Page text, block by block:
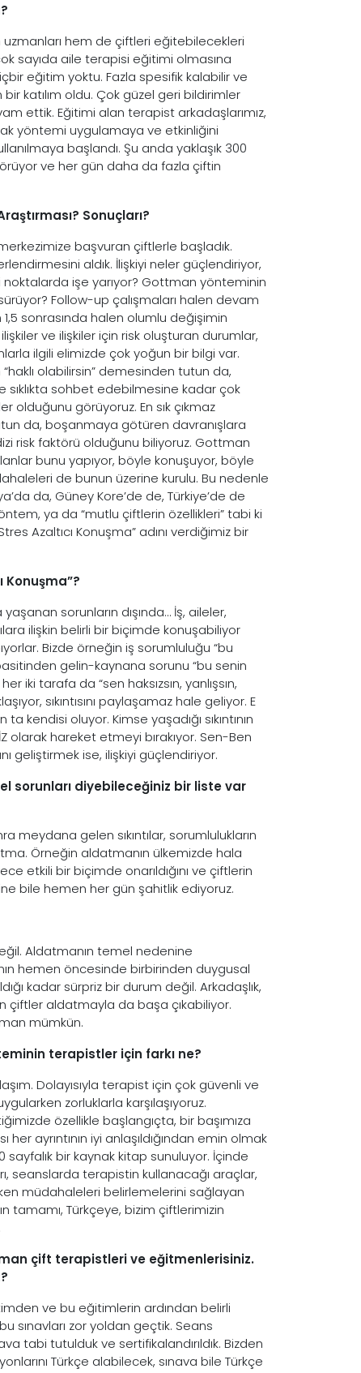
uzmanları hem de çiftleri eğitebilecekleri
sayıda aile terapisi eğitimi olmasına
eğitim yoktu. Fazla spesifik kalabilir ve
katılım oldu. Çok güzel geri bildirimler
ettik. Eğitimi alan terapist arkadaşlarımız,
yöntemi uygulamaya ve etkinliğini
başlandı. Şu anda yaklaşık 300
ve her gün daha da fazla çiftin
Sonuçları?
merkezimize başvuran çiftlerle başladık.
aldık. İlişkiyi neler güçlendiriyor,
işe yarıyor? Gottman yönteminin
Follow-up çalışmaları halen devam
sonrasında halen olumlu değişimin
ve ilişkiler için risk oluşturan durumlar,
ilgili elimizde çok yoğun bir bilgi var.
olabilirsin” demesinden tutun da,
sıklıkta sohbet edebilmesine kadar çok
olduğunu görüyoruz. En sık çıkmaz
da, boşanmaya götüren davranışlara
risk faktörü olduğunu biliyoruz. Gottman
bunu yapıyor, böyle konuşuyor, böyle
de bunun üzerine kurulu. Bu nedenle
da, Güney Kore’de de, Türkiye’de de
ya da “mutlu çiftlerin özellikleri” tabi ki
Azaltıcı Konuşma” adını verdiğimiz bir
Konuşma”?
sorunların dışında… İş, aileler,
ilişkin belirli bir biçimde konuşabiliyor
Bizde örneğin iş sorumluluğu “bu
gelin-kaynana sorunu “bu senin
iki tarafa da “sen haksızsın, yanlışsın,
sıkıntısını paylaşamaz hale geliyor. E
oluyor. Kimse yaşadığı sıkıntının
olarak hareket etmeyi bırakıyor. Sen-Ben
geliştirmek ise, ilişkiyi güçlendiriyor.
sorunları diyebileceğiniz bir liste var
gelen sıkıntılar, sorumlulukların
Örneğin aldatmanın ülkemizde hala
etkili bir biçimde onarıldığını ve çiftlerin
bile hemen her gün şahitlik ediyoruz.
Aldatmanın temel nedenine
hemen öncesinde birbirinden duygusal
kadar sürpriz bir durum değil. Arkadaşlık,
çiftler aldatmayla da başa çıkabiliyor.
mümkün.
terapistler için farkı ne?
Dolayısıyla terapist için çok güvenli ve
zorluklarla karşılaşıyoruz.
özellikle başlangıçta, bir başımıza
ayrıntının iyi anlaşıldığından emin olmak
bir kaynak kitap sunuluyor. İçinde
seanslarda terapistin kullanacağı araçlar,
müdahaleleri belirlemelerini sağlayan
tamamı, Türkçeye, bizim çiftlerimizin
çift terapistleri ve eğitmenlerisiniz.
ve bu eğitimlerin ardından belirli
sınavları zor yoldan geçtik. Seans
tabi tutulduk ve sertifikalandırıldık. Bizden
Türkçe alabilecek, sınava bile Türkçe